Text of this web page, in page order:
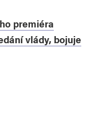
premiéra
vlády, bojuje